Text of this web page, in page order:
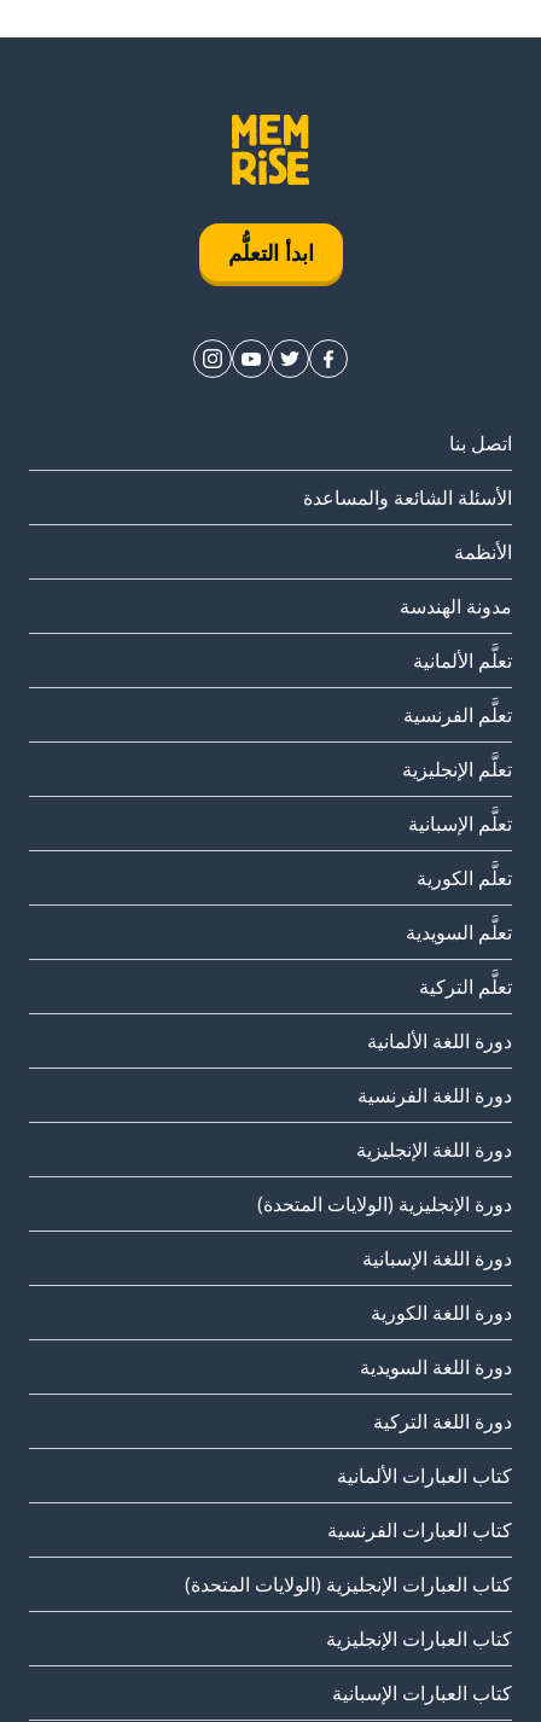
ابدأ التعلُّم
اتصل بنا
الأسئلة الشائعة والمساعدة
الأنظمة
مدونة الهندسة
تعلَّم الألمانية
تعلَّم الفرنسية
تعلَّم الإنجليزية
تعلَّم الإسبانية
تعلَّم الكورية
تعلَّم السويدية
تعلَّم التركية
دورة اللغة الألمانية
دورة اللغة الفرنسية
دورة اللغة الإنجليزية
دورة الإنجليزية (الولايات المتحدة)
دورة اللغة الإسبانية
دورة اللغة الكورية
دورة اللغة السويدية
دورة اللغة التركية
كتاب العبارات الألمانية
كتاب العبارات الفرنسية
كتاب العبارات الإنجليزية (الولايات المتحدة)
كتاب العبارات الإنجليزية
كتاب العبارات الإسبانية